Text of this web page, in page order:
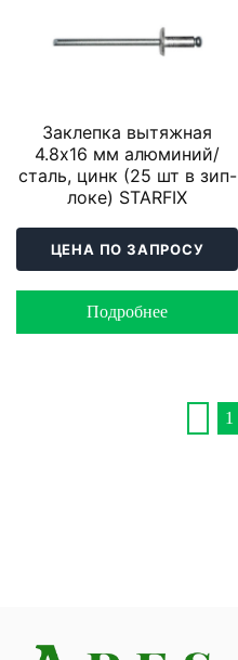
Заклепка вытяжная
4.8х16 мм алюминий/
сталь, цинк (25 шт в зип-
локе) STARFIX
ЦЕНА ПО ЗАПРОСУ
Подробнее
1